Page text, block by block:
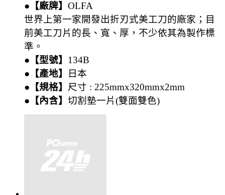
●【廠牌】 OLFA
世界上第一家開發出折刃式美工刀的廠家；目
前美工刀片的長、寬、厚，不少依其為製作標
準。
●【型號】 134B
●【產地】
日本
●【規格】 尺寸 : 225mmx320mmx2mm
●【內含】 切割墊一片(雙面雙色)